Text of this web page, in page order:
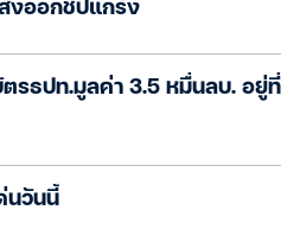
งออกชิปแกร่ง
รธปท.มูลค่า 3.5 หมื่นลบ. อยู่ที่
นวันนี้